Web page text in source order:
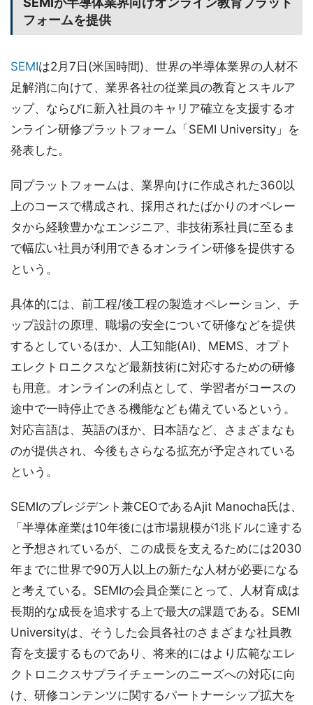
フォームを提供
SEMIは2月7日(米国時間)、世界の半導体業界の人材不
足解消に向けて、業界各社の従業員の教育とスキルア
ップ、ならびに新入社員のキャリア確立を支援するオ
ンライン研修プラットフォーム「SEMI University」を
発表した。
同プラットフォームは、業界向けに作成された360以
上のコースで構成され、採用されたばかりのオペレー
タから経験豊かなエンジニア、非技術系社員に至るま
で幅広い社員が利用できるオンライン研修を提供する
という。
具体的には、前工程/後工程の製造オペレーション、チ
ップ設計の原理、職場の安全について研修などを提供
するとしているほか、人工知能(AI)、MEMS、オプト
エレクトロニクスなど最新技術に対応するための研修
も用意。オンラインの利点として、学習者がコースの
途中で一時停止できる機能なども備えているという。
対応言語は、英語のほか、日本語など、さまざまなも
のが提供され、今後もさらなる拡充が予定されている
という。
SEMIのプレジデント兼CEOであるAjit Manocha氏は、
「半導体産業は10年後には市場規模が1兆ドルに達する
と予想されているが、この成長を支えるためには2030
年までに世界で90万人以上の新たな人材が必要になる
と考えている。SEMIの会員企業にとって、人材育成は
長期的な成長を追求する上で最大の課題である。SEMI
Universityは、そうした会員各社のさまざまな社員教
育を支援するものであり、将来的にはより広範なエレ
クトロニクスサプライチェーンのニーズへの対応に向
け、研修コンテンツに関するパートナーシップ拡大を